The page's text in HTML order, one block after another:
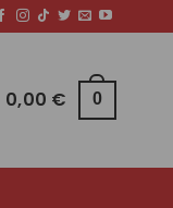
0,00 € 0